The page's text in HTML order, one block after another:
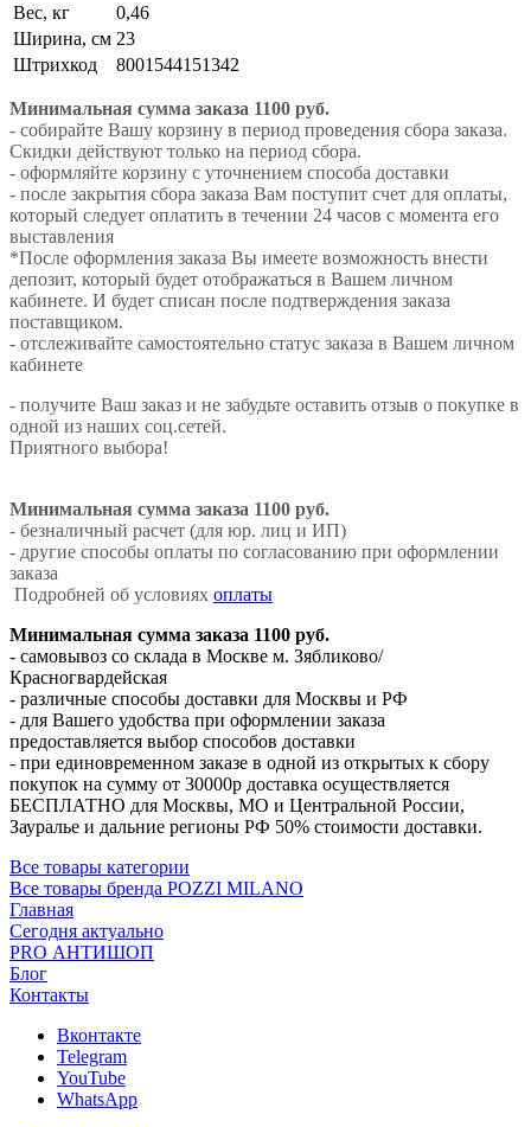
Вес, кг
0,46
Ширина, см 23
Штрихкод
8001544151342
Минимальная сумма заказа 1100 руб.
- собирайте Вашу корзину в период проведения сбора заказа.
Скидки действуют только на период сбора.
- оформляйте корзину с уточнением способа доставки
- после закрытия сбора заказа Вам поступит счет для оплаты,
который следует оплатить в течении 24 часов с момента его
выставления
*После оформления заказа Вы имеете возможность внести
депозит, который будет отображаться в Вашем личном
кабинете. И будет списан после подтверждения заказа
поставщиком.
- отслеживайте самостоятельно статус заказа в Вашем личном
кабинете
- получите Ваш заказ и не забудьте оставить отзыв о покупке в
одной из наших соц.сетей.
Приятного выбора!
Минимальная сумма заказа 1100 руб.
- безналичный расчет (для юр. лиц и ИП)
- другие способы оплаты по согласованию при оформлении
заказа
Подробней об условиях оплаты
Минимальная сумма заказа 1100 руб.
- самовывоз со склада в Москве м. Зябликово/
Красногвардейская
- различные способы доставки для Москвы и РФ
- для Вашего удобства при оформлении заказа
предоставляется выбор способов доставки
- при единовременном заказе в одной из открытых к сбору
покупок на сумму от 30000р доставка осуществляется
БЕСПЛАТНО для Москвы, МО и Центральной России,
Зауралье и дальние регионы РФ 50% стоимости доставки.
Все товары категории
Все товары бренда POZZI MILANO
Главная
Сегодня актуально
PRO АНТИШОП
Блог
Контакты
Вконтакте
Telegram
YouTube
WhatsApp